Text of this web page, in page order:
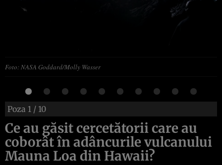
Foto: NASA Goddard/Molly Wasser
Poza 1 / 10
Ce au găsit cercetătorii care au
coborât în adâncurile vulcanului
Mauna Loa din Hawaii?